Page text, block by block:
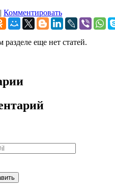
| Комментировать
разделе еще нет статей.